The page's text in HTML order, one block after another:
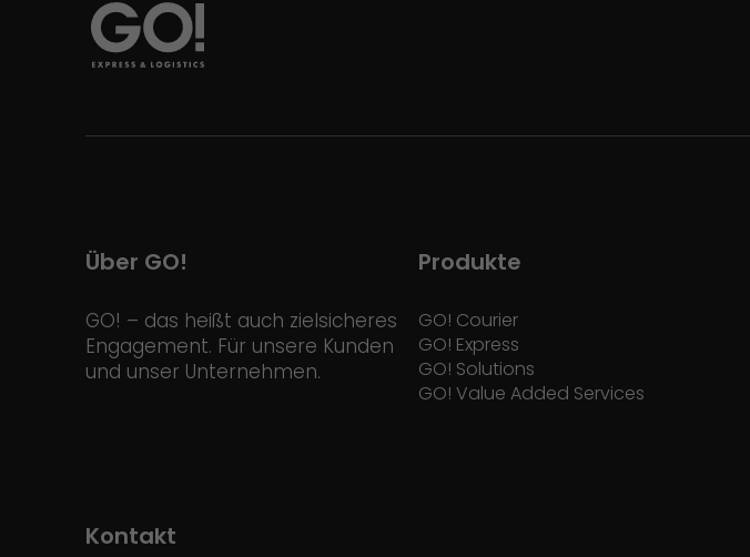
Über GO!
GO! – das heißt auch zielsicheres
Engagement. Für unsere Kunden
und unser Unternehmen.
Produkte
GO! Courier
GO! Express
GO! Solutions
GO! Value Added Services
Kontakt